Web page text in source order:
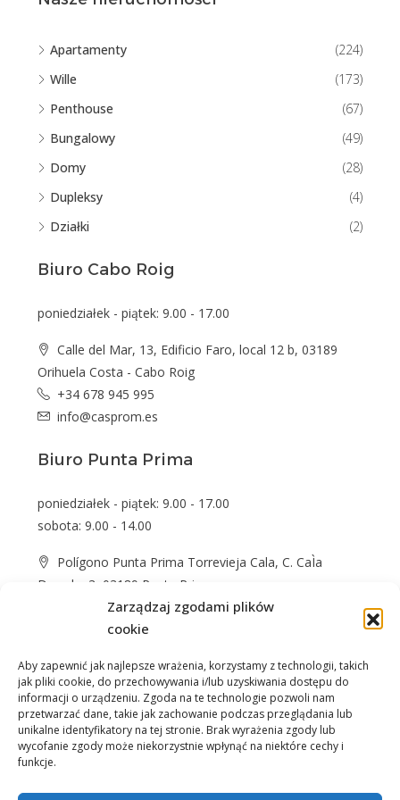
Zarządzaj zgodami plików
cookie
Aby zapewnić jak najlepsze wrażenia, korzystamy z technologii, takich
jak pliki cookie, do przechowywania i/lub uzyskiwania dostępu do
informacji o urządzeniu. Zgoda na te technologie pozwoli nam
przetwarzać dane, takie jak zachowanie podczas przeglądania lub
unikalne identyfikatory na tej stronie. Brak wyrażenia zgody lub
wycofanie zgody może niekorzystnie wpłynąć na niektóre cechy i
funkcje.
Apartamenty
(224)
Wille
(173)
Penthouse
(67)
Bungalowy
(49)
Domy
(28)
Dupleksy
(4)
Działki
(2)
Biuro Cabo Roig
poniedziałek - piątek: 9.00 - 17.00
Calle del Mar, 13, Edificio Faro, local 12 b, 03189
Orihuela Costa - Cabo Roig
+34 678 945 995
info@casprom.es
Biuro Punta Prima
poniedziałek - piątek: 9.00 - 17.00
sobota: 9.00 - 14.00
Polígono Punta Prima Torrevieja Cala, C. CaÌa
Dorada, 3, 03189 Punta Prima
+48 574 622 365
info@casprom.es
Nieruchomości